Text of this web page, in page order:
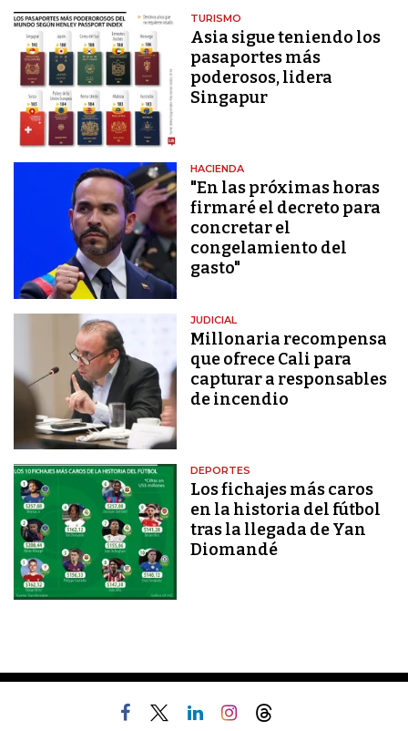
TURISMO
Asia sigue teniendo los
pasaportes más
poderosos, lidera
Singapur
HACIENDA
"En las próximas horas
firmaré el decreto para
concretar el
congelamiento del
gasto"
JUDICIAL
Millonaria recompensa
que ofrece Cali para
capturar a responsables
de incendio
DEPORTES
Los fichajes más caros
en la historia del fútbol
tras la llegada de Yan
Diomandé